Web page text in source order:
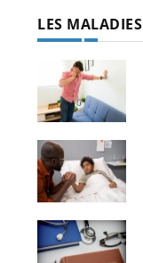
LES MALADIES